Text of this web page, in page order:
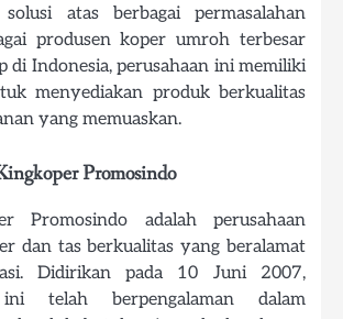
atas berbagai permasalahan
produsen koper umroh terbesar
di Indonesia, perusahaan ini memiliki
menyediakan produk berkualitas
yang memuaskan.
Promosindo
Promosindo adalah perusahaan
dan tas berkualitas yang beralamat
Didirikan pada 10 Juni 2007,
ini telah berpengalaman dalam